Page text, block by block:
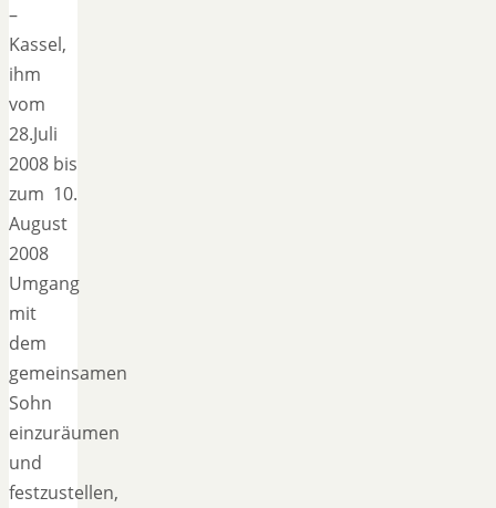
–
Kassel,
ihm
vom
28.Juli
2008 bis
zum 10.
August
2008
Umgang
mit
dem
gemeinsamen
Sohn
einzuräumen
und
festzustellen,